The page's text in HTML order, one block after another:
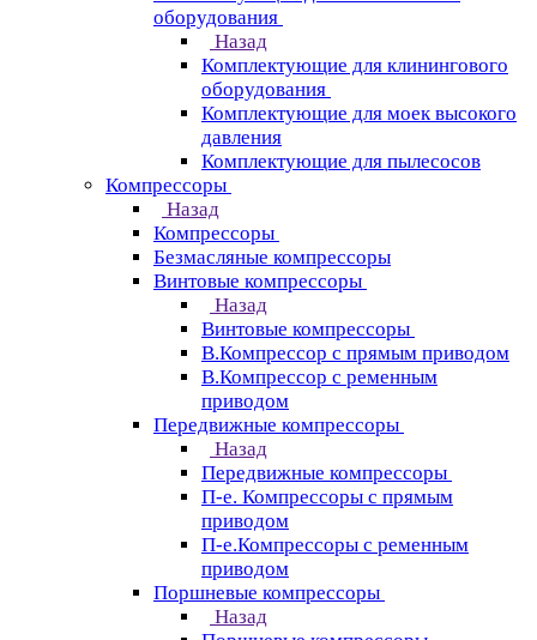
оборудования
Назад
Комплектующие для клинингового
оборудования
Комплектующие для моек высокого
давления
Комплектующие для пылесосов
Компрессоры
Назад
Компрессоры
Безмасляные компрессоры
Винтовые компрессоры
Назад
Винтовые компрессоры
В.Компрессор с прямым приводом
В.Компрессор с ременным
приводом
Передвижные компрессоры
Назад
Передвижные компрессоры
П-е. Компрессоры с прямым
приводом
П-е.Компрессоры с ременным
приводом
Поршневые компрессоры
Назад